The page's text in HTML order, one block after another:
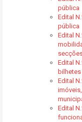
pública
Edital
pública
Edital
Edital
Edital
Edital